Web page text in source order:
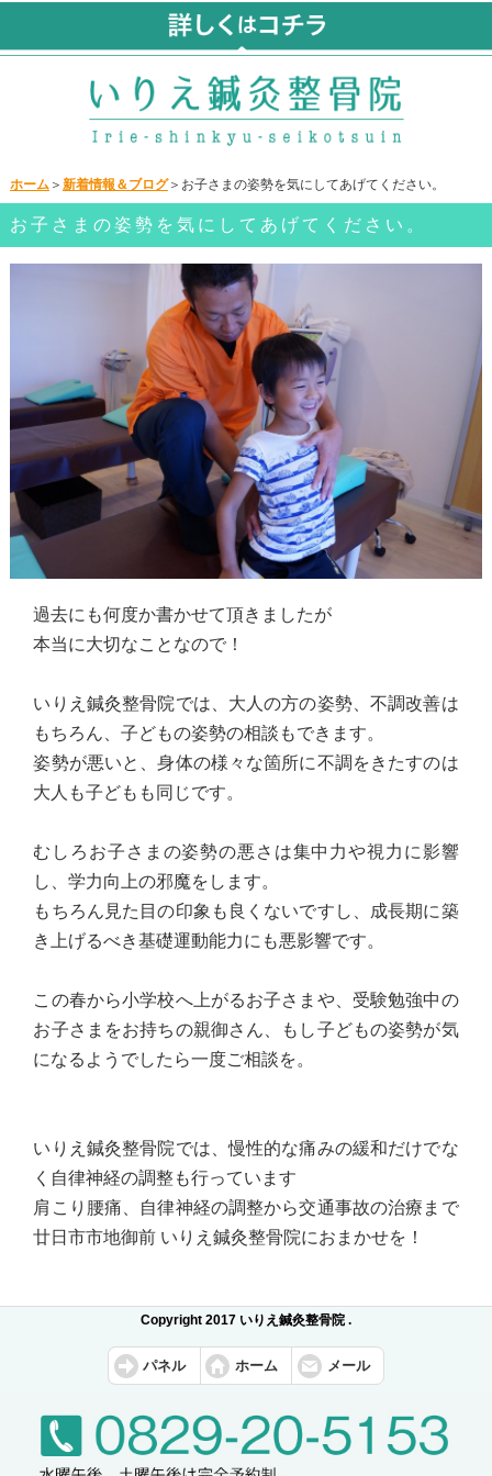
ホーム＞ 新着情報＆ブログ＞お子さまの姿勢を気にしてあげてください。
お子さまの姿勢を気にしてあげてください。
過去にも何度か書かせて頂きましたが
本当に大切なことなので！
いりえ鍼灸整骨院では、大人の方の姿勢、不調改善は
もちろん、子どもの姿勢の相談もできます。
姿勢が悪いと、身体の様々な箇所に不調をきたすのは
大人も子どもも同じです。
むしろお子さまの姿勢の悪さは集中力や視力に影響
し、学力向上の邪魔をします。
もちろん見た目の印象も良くないですし、成長期に築
き上げるべき基礎運動能力にも悪影響です。
この春から小学校へ上がるお子さまや、受験勉強中の
お子さまをお持ちの親御さん、もし子どもの姿勢が気
になるようでしたら一度ご相談を。
いりえ鍼灸整骨院では、慢性的な痛みの緩和だけでな
く自律神経の調整も行っています
肩こり腰痛、自律神経の調整から交通事故の治療まで
廿日市市地御前 いりえ鍼灸整骨院におまかせを！
Copyright 2017 いりえ鍼灸整骨院 .
パネル ホーム メール